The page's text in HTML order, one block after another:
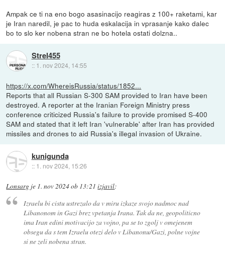
Ampak ce ti na eno bogo asasinacijo reagiras z 100+ raketami, kar
je Iran naredil, je pac to huda eskalacija in vprasanje kako dalec
bo to slo ker nobena stran ne bo hotela ostati dolzna..
Strel455
:: 1. nov 2024, 14:55
https://x.com/WhereisRussia/status/1852...
Reports that all Russian S-300 SAM provided to Iran have been
destroyed. A reporter at the Iranian Foreign Ministry press
conference criticized Russia's failure to provide promised S-400
SAM and stated that it left Iran 'vulnerable' after Iran has provided
missiles and drones to aid Russia's illegal invasion of Ukraine.
kunigunda
:: 1. nov 2024, 15:26
Lonsarg je 1. nov 2024 ob 13:21 izjavil:
Izraelu bi cistu ustrezalo da v miru izkaze svojo nadmoc nad
Libanonom in Gazi brez vpetanja Irana. Tak da ne, geopoliticno
ima Iran edini motivacijo za vojno, pa se to zgolj v omejenem
obsegu da s tem Izraelu otezi delo v Libanonu/Gazi, polne vojne
si ne zeli nobena stran.